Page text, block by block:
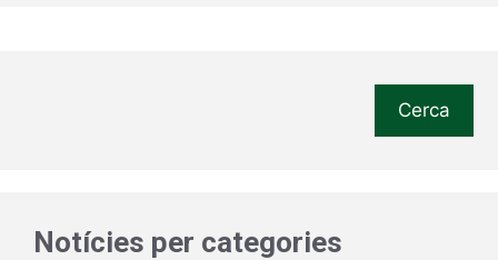
Cerca
Notícies per categories